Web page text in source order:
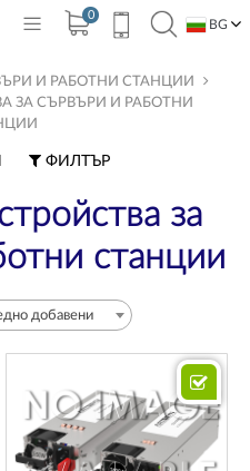
0
BG
И РАБОТНИ СТАНЦИИ
ЗА СЪРВЪРИ И РАБОТНИ
ФИЛТЪР
за
станции
добавени